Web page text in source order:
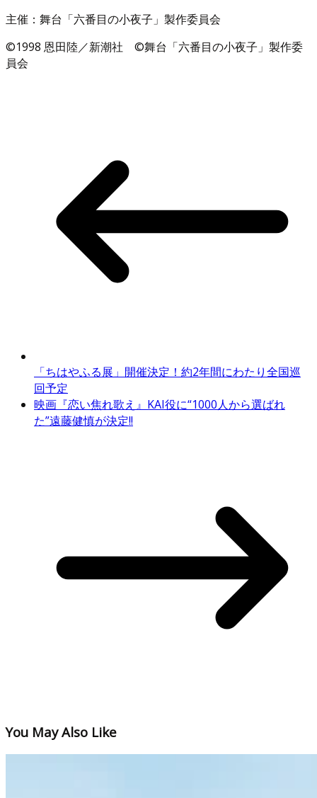
主催：舞台「六番目の小夜子」製作委員会
©1998 恩田陸／新潮社 ©舞台「六番目の小夜子」製作委
員会
「ちはやふる展」開催決定！約2年間にわたり全国巡
回予定
映画『恋い焦れ歌え』KAI役に“1000人から選ばれ
た”遠藤健慎が決定!!
You May Also Like